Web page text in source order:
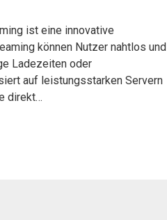
ist eine innovative
können Nutzer nahtlos und
Ladezeiten oder
auf leistungsstarken Servern
direkt…